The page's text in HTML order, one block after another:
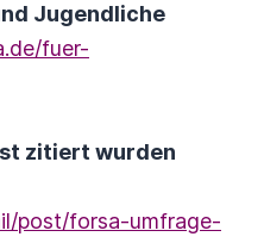
Jugendliche
fuer-
zitiert wurden
post/forsa-umfrage-